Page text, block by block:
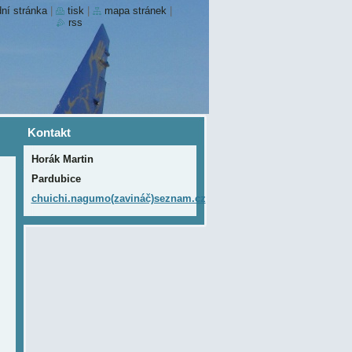
Kontakt
Horák Martin
Pardubice
chuichi.nagumo(zavináč)seznam.cz
stránka tisk mapa stránek
rss